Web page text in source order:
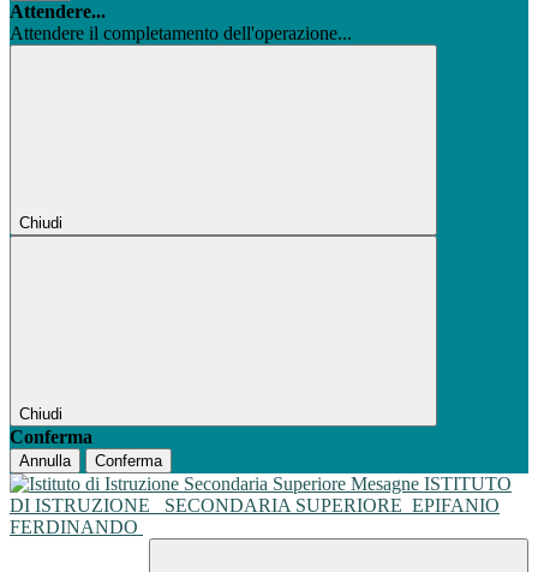
Attendere...
Attendere il completamento dell'operazione...
Chiudi
Chiudi
Conferma
Annulla Conferma
ISTITUTO
DI ISTRUZIONE
SECONDARIA SUPERIORE EPIFANIO
FERDINANDO